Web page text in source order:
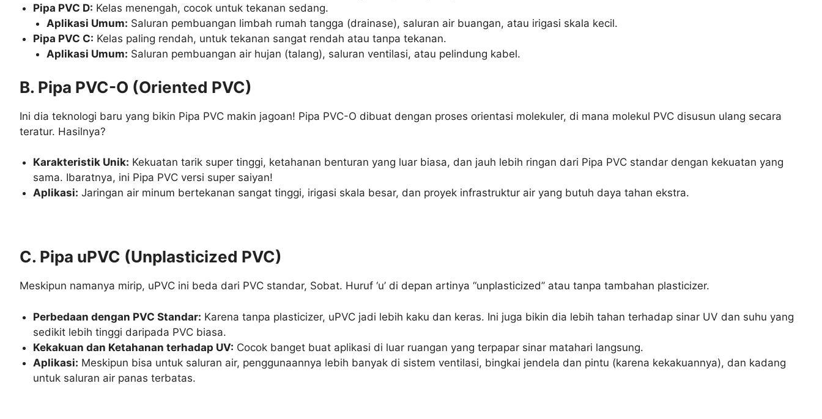
Pipa PVC D: Kelas menengah, cocok untuk tekanan sedang.
Aplikasi Umum: Saluran pembuangan limbah rumah tangga (drainase), saluran air buangan, atau irigasi skala kecil.
Pipa PVC C: Kelas paling rendah, untuk tekanan sangat rendah atau tanpa tekanan.
Aplikasi Umum: Saluran pembuangan air hujan (talang), saluran ventilasi, atau pelindung kabel.
B. Pipa PVC-O (Oriented PVC)
Ini dia teknologi baru yang bikin Pipa PVC makin jagoan! Pipa PVC-O dibuat dengan proses orientasi molekuler, di mana molekul PVC disusun ulang secara
teratur. Hasilnya?
Karakteristik Unik: Kekuatan tarik super tinggi, ketahanan benturan yang luar biasa, dan jauh lebih ringan dari Pipa PVC standar dengan kekuatan yang
sama. Ibaratnya, ini Pipa PVC versi super saiyan!
Aplikasi: Jaringan air minum bertekanan sangat tinggi, irigasi skala besar, dan proyek infrastruktur air yang butuh daya tahan ekstra.
C. Pipa uPVC (Unplasticized PVC)
Meskipun namanya mirip, uPVC ini beda dari PVC standar, Sobat. Huruf ‘u’ di depan artinya “unplasticized” atau tanpa tambahan plasticizer.
Perbedaan dengan PVC Standar: Karena tanpa plasticizer, uPVC jadi lebih kaku dan keras. Ini juga bikin dia lebih tahan terhadap sinar UV dan suhu yang
sedikit lebih tinggi daripada PVC biasa.
Kekakuan dan Ketahanan terhadap UV: Cocok banget buat aplikasi di luar ruangan yang terpapar sinar matahari langsung.
Aplikasi: Meskipun bisa untuk saluran air, penggunaannya lebih banyak di sistem ventilasi, bingkai jendela dan pintu (karena kekakuannya), dan kadang
untuk saluran air panas terbatas.